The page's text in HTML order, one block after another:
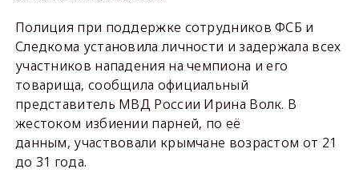
Полиция при поддержке сотрудников ФСБ и
Следкома установила личности и задержала всех
участников нападения на чемпиона и его
товарища, сообщила официальный
представитель МВД России Ирина Волк. В
жестоком избиении парней, по её
данным, участвовали крымчане возрастом от 21
до 31 года.